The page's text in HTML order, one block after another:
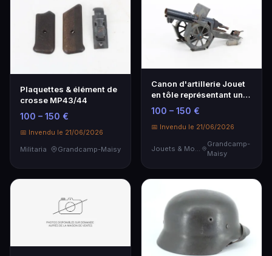
Plaquettes & élément de
crosse MP43/44
100 – 150 €
📅 Invendu le 21/06/2026
Militaria
Grandcamp-Maisy
Canon d'artillerie Jouet
en tôle représentant un
canon d'art…
100 – 150 €
📅 Invendu le 21/06/2026
Jouets & Modélisme
Grandcamp-
Maisy